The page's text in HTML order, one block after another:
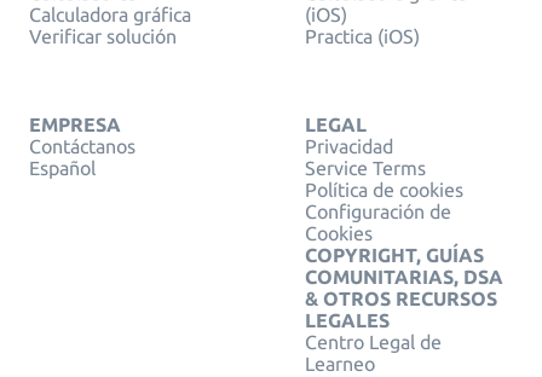
Calculadora gráfica
Verificar solución
(iOS)
Practica (iOS)
EMPRESA
Contáctanos
Español
LEGAL
Privacidad
Service Terms
Política de cookies
Configuración de
Cookies
COPYRIGHT, GUÍAS
COMUNITARIAS, DSA
& OTROS RECURSOS
LEGALES
Centro Legal de
Learneo